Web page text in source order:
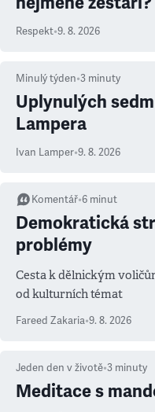
Respekt•9. 8. 2026
Minulý týden•3 minuty
Uplynulých
Lampera
Ivan Lamper•9. 8. 2026
Komentář•6 minut
Demokratická
problémy
Cesta k dělnickým
od kulturních témat
Fareed Zakaria•9. 8. 2026
Jeden den v životě•3 minuty
Meditace s